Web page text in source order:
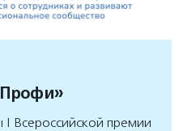
Всероссийской премии